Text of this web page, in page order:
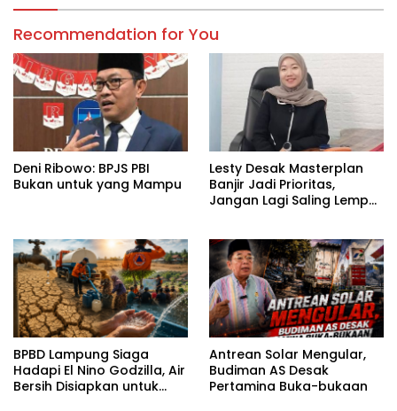
Recommendation for You
Deni Ribowo: BPJS PBI
Bukan untuk yang Mampu
Lesty Desak Masterplan
Banjir Jadi Prioritas,
Jangan Lagi Saling Lempar
BPBD Lampung Siaga
Hadapi El Nino Godzilla, Air
Bersih Disiapkan untuk
Antrean Solar Mengular,
Budiman AS Desak
Pertamina Buka-bukaan